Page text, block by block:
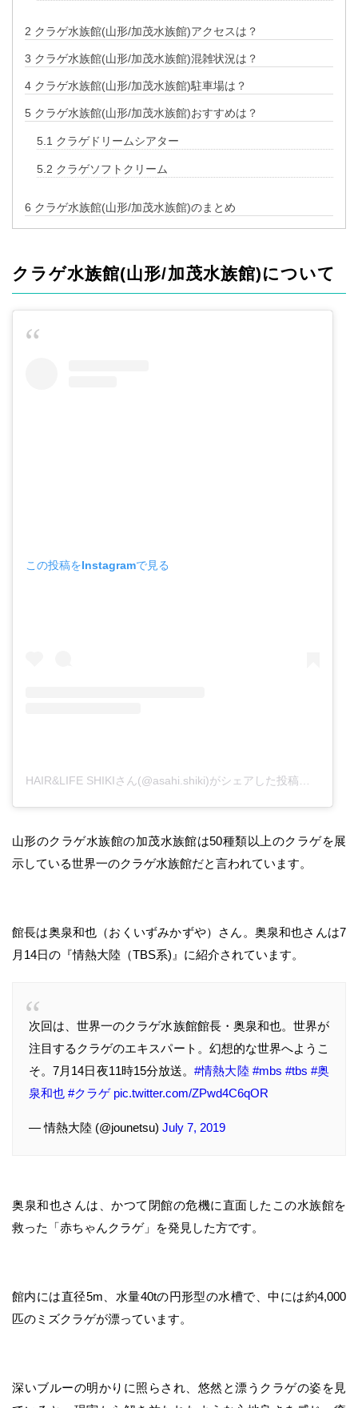
2 クラゲ水族館(山形/加茂水族館)アクセスは？
3 クラゲ水族館(山形/加茂水族館)混雑状況は？
4 クラゲ水族館(山形/加茂水族館)駐車場は？
5 クラゲ水族館(山形/加茂水族館)おすすめは？
5.1 クラゲドリームシアター
5.2 クラゲソフトクリーム
6 クラゲ水族館(山形/加茂水族館)のまとめ
クラゲ水族館(山形/加茂水族館)について
この投稿をInstagramで見る
山形のクラゲ水族館の加茂水族館は50種類以上のクラゲを展
示している世界一のクラゲ水族館だと言われています。
館長は奥泉和也（おくいずみかずや）さん。奥泉和也さんは7
月14日の『情熱大陸（TBS系)』に紹介されています。
次回は、世界一のクラゲ水族館館長・奥泉和也。世界が
注目するクラゲのエキスパート。幻想的な世界へようこ
そ。7月14日夜11時15分放送。#情熱大陸 #mbs #tbs #奥
泉和也 #クラゲ pic.twitter.com/ZPwd4C6qOR
— 情熱大陸 (@jounetsu) July 7, 2019
奥泉和也さんは、かつて閉館の危機に直面したこの水族館を
救った「赤ちゃんクラゲ」を発見した方です。
館内には直径5m、水量40tの円形型の水槽で、中には約4,000
匹のミズクラゲが漂っています。
深いブルーの明かりに照らされ、悠然と漂うクラゲの姿を見